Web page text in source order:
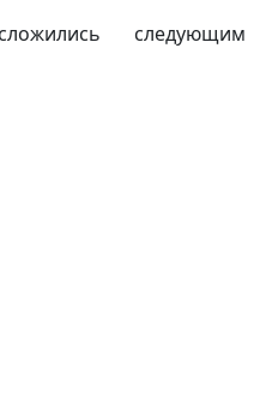
следующим